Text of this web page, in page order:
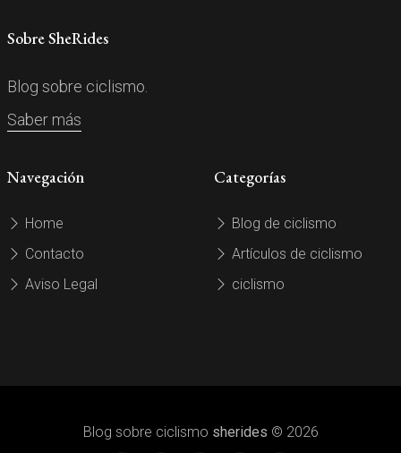
Sobre SheRides
Blog sobre ciclismo.
Saber más
Navegación
Home
Contacto
Aviso Legal
Categorías
Blog de ciclismo
Artículos de ciclismo
ciclismo
Blog sobre ciclismo sherides © 2026